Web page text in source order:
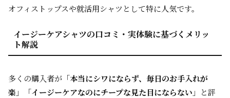
オフィストップスや就活用シャツとして特に人気です。
イージーケアシャツの口コミ・実体験に基づくメリッ
ト解説
多くの購入者が「本当にシワにならず、毎日のお手入れが
楽 」「イージーケアなのにチープな見た目にならない 」と評